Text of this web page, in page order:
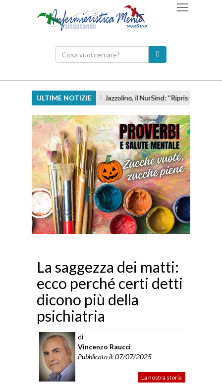
ULTIME NOTIZIE Jazzolino, il NurSind: ''Ripristinare
La saggezza dei matti:
ecco perché certi detti
dicono più della
psichiatria
di
Vincenzo Raucci
Pubblicato il: 07/07/2025
La nostra storia